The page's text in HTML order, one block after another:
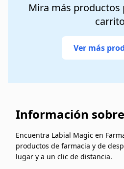
Mira más productos
carrito
Ver más
Información
Encuentra Labial Magic en
productos de farmacia y de
lugar y a un clic de distancia.